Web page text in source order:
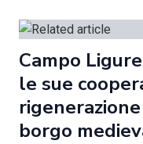
Campo
le sue
borgo